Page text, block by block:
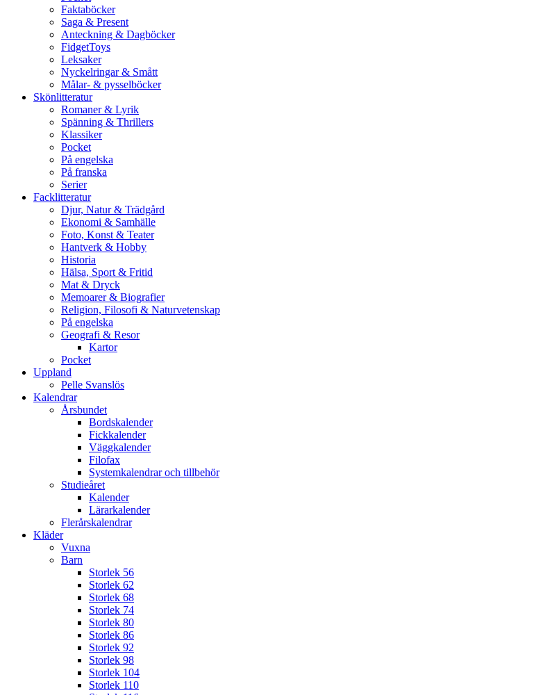
Faktaböcker
Saga & Present
Anteckning & Dagböcker
FidgetToys
Leksaker
Nyckelringar & Smått
Målar- & pysselböcker
Skönlitteratur
Romaner & Lyrik
Spänning & Thrillers
Klassiker
Pocket
På engelska
På franska
Serier
Facklitteratur
Djur, Natur & Trädgård
Ekonomi & Samhälle
Foto, Konst & Teater
Hantverk & Hobby
Historia
Hälsa, Sport & Fritid
Mat & Dryck
Memoarer & Biografier
Religion, Filosofi & Naturvetenskap
På engelska
Geografi & Resor
Kartor
Pocket
Uppland
Pelle Svanslös
Kalendrar
Årsbundet
Bordskalender
Fickkalender
Väggkalender
Filofax
Systemkalendrar och tillbehör
Studieåret
Kalender
Lärarkalender
Flerårskalendrar
Kläder
Vuxna
Barn
Storlek 56
Storlek 62
Storlek 68
Storlek 74
Storlek 80
Storlek 86
Storlek 92
Storlek 98
Storlek 104
Storlek 110